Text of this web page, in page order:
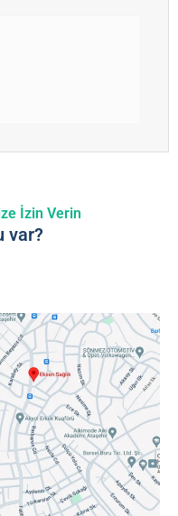
İzin Verin
var?